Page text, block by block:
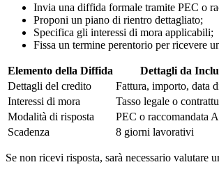
Invia una diffida formale tramite PEC o
Proponi un piano di rientro dettagliato;
Specifica gli interessi di mora applicabili;
Fissa un termine perentorio per ricevere
Elemento della Diffida
Dettagli da
Dettagli del credito
Fattura, importo, data
Interessi di mora
Tasso legale o
Modalità di risposta
PEC o raccomandata
Scadenza
8 giorni lavorativi
Se non ricevi risposta, sarà necessario valutare